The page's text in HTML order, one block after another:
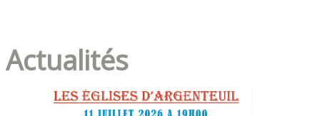
Actualités